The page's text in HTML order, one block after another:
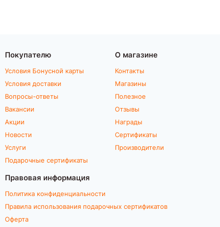
Покупателю
Условия Бонусной карты
Условия доставки
Вопросы-ответы
Вакансии
Акции
Новости
Услуги
Подарочные сертификаты
О магазине
Контакты
Магазины
Полезное
Отзывы
Награды
Сертификаты
Производители
Правовая информация
Политика конфиденциальности
Правила использования подарочных сертификатов
Оферта